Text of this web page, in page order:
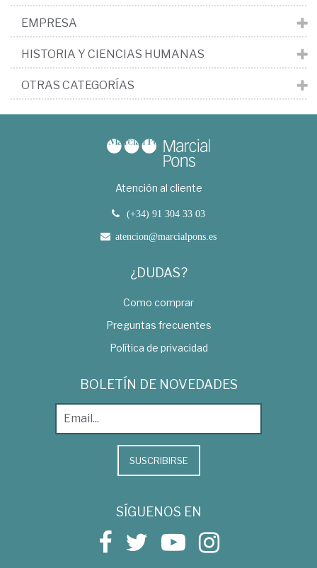
EMPRESA
HISTORIA Y CIENCIAS HUMANAS
OTRAS CATEGORÍAS
Atención al cliente
(+34) 91 304 33 03
atencion@marcialpons.es
¿DUDAS?
Como comprar
Preguntas frecuentes
Política de privacidad
BOLETÍN DE NOVEDADES
SUSCRIBIRSE
SÍGUENOS EN